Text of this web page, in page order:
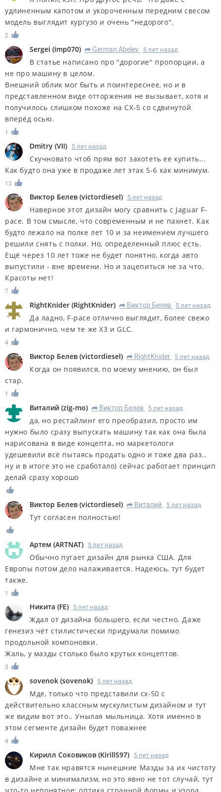
удлиненным капотом и укороченным передним свесом
модель выглядит кургузо и очень "недорого".
2
Sergei (imp070) R German Abelev 5 лет назад
В статье написано про "дорогие" пропорции, а
не про машину в целом.
Внешний облик мог быть и поинтереснее, но и в
представленном виде отторжения не вызывает, хотя и
получилось слишком похоже на CX-5 со сдвинутой
вперёд осью.
1
Dmitry (VII) 5 лет назад
Скучновато чтоб прям вот захотеть ее купить...
Как будто она уже в продаже лет этак 5-6 как минимум.
13
Виктор Белев (victordiesel) 5 лет назад
Наверное этот дизайн могу сравнить с Jaguar F-
pace. В том смысле, что современным и не пахнет. Как
будто лежало на полке лет 10 и за неимением лучшего
решили снять с полки. Но, определенный плюс есть.
Ещё через 10 лет тоже не будет понятно, когда авто
выпустили - вне времени. Но и зацепиться не за что.
Красоты нет!
7
RightKnider (RightKnider) R Виктор Белев 5 лет назад
Да ладно, F-pace отлично выглядит, более свежо
и гармонично, чем те же X3 и GLC.
4
Виктор Белев (victordiesel) R RightKnider 5 лет назад
Когда он появился, по моему мнению, он был
стар.
1
Виталий (zig-mo) R Виктор Белев 5 лет назад
да, но рестайлинг его преобразил, просто им
нужно было сразу выпускать машину так как она была
нарисована в виде концепта, но маркетологи
удешевили всё пытаясь продать одно и тоже два раз..
ну и в итоге это не сработало) сейчас работает принцип
делай сразу хорошо
Виктор Белев (victordiesel) R Виталий 5 лет назад
Тут согласен полностью!
Артем (ARTNAT) 5 лет назад
Обычно пугает дизайн для рынка США. Для
Европы потом дело налаживается. Надеюсь, тут будет
также.
1
Никита (FE) 5 лет назад
Ждал от дизайна большего, если честно. Даже
генезиз чёт стилистически придумали помимо
продольной компоновки.
Жаль, у мазды столько было крутых концептов.
3
sovenok (sovenok) 5 лет назад
Мде, только что представили сх-50 с
действительно классным мускулистым дизайном и тут
же видим вот это.. Унылая мыльница. Хотя именно в
этом сегменте дизайн будет поважнее
4
Кирилл Соковиков (KirillS97) 5 лет назад
Мне так нравятся нынешние Мазды за их чистоту
в дизайне и минимализм, но это явно не тот случай, тут